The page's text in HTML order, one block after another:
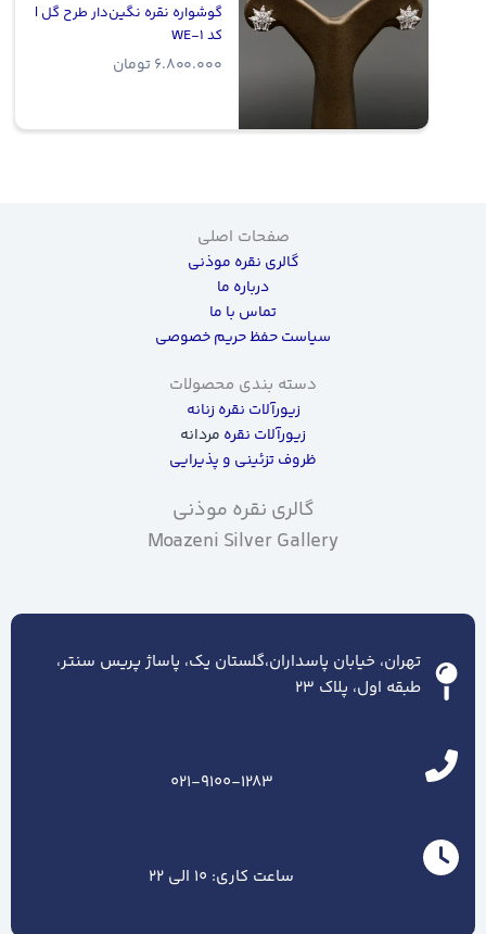
گوشواره نقره نگین‌دار طرح گل |
کد WE-1
6.800.000 تومان
صفحات اصلی
گالری نقره موذنی
درباره ما
تماس با ما
سیاست حفظ حریم خصوصی
دسته بندی محصولات
زیورآلات نقره زنانه
زیورآلات نقره مردانه
ظروف تزئینی و پذیرایی
گالری نقره موذنی
Moazeni Silver Gallery
تهران، خیابان پاسداران،گلستان یک، پاساژ پریس سنتر،
طبقه اول، پلاک ۲۳
021-9100-1283
ساعت کاری: 10 الی 22